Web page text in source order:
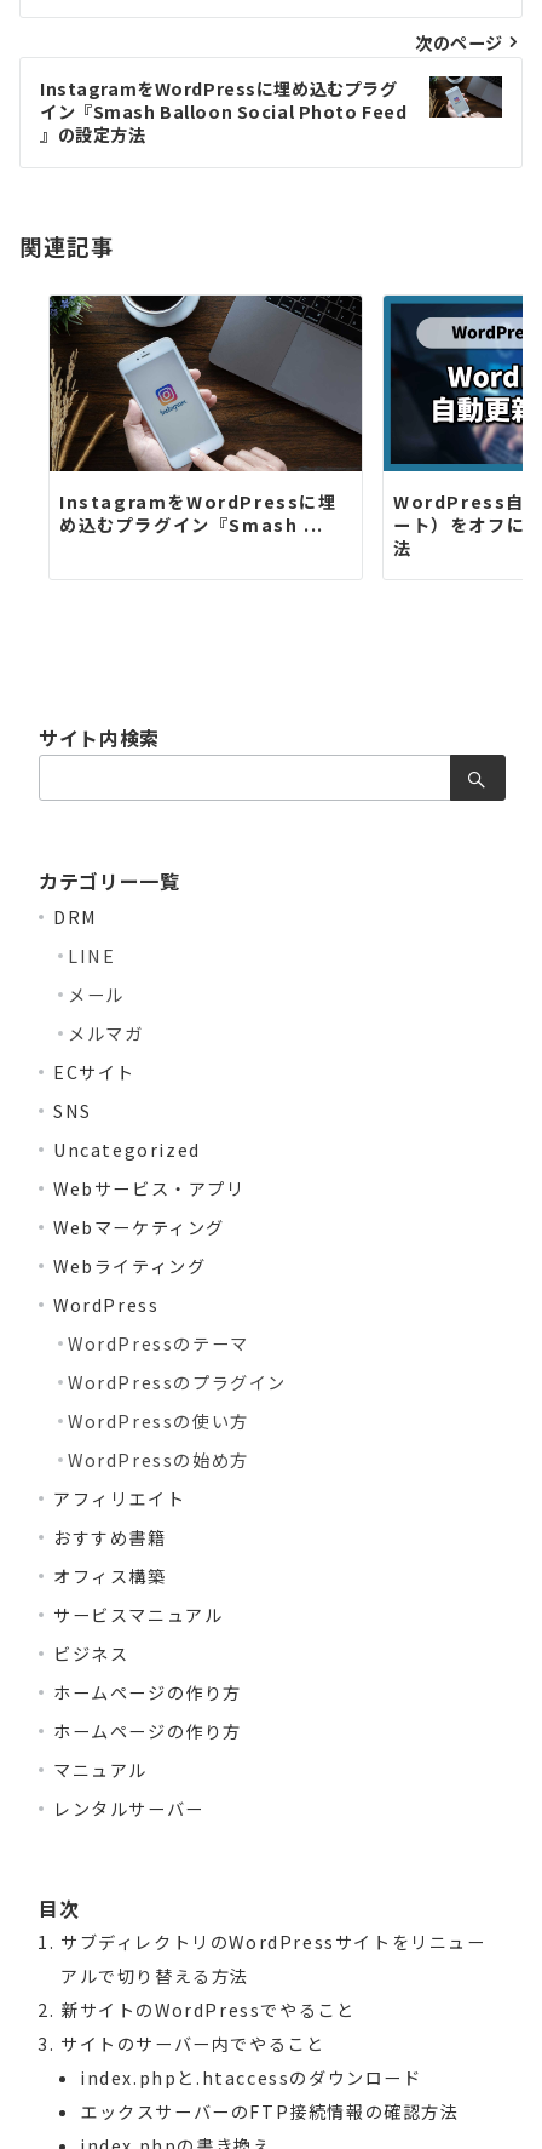
ナ
ビ
ゲ
ー
ョ
次のページ
InstagramをWordPressに埋め込むプラグ
イン『Smash Balloon Social Photo Feed
』の設定方法
関連記事
InstagramをWordPressに埋
め込むプラグイン『Smash ...
WordPress自動
ート）をオフに
法
サイト内検索
索：
カテゴリー一覧
DRM
LINE
メール
メルマガ
ECサイト
SNS
Uncategorized
Webサービス・アプリ
Webマーケティング
Webライティング
WordPress
WordPressのテーマ
WordPressのプラグイン
WordPressの使い方
WordPressの始め方
アフィリエイト
おすすめ書籍
オフィス構築
サービスマニュアル
ビジネス
ホームページの作り方
ホームページの作り方
マニュアル
レンタルサーバー
目次
サブディレクトリのWordPressサイトをリニュー
アルで切り替える方法
新サイトのWordPressでやること
サイトのサーバー内でやること
index.phpと.htaccessのダウンロード
エックスサーバーのFTP接続情報の確認方法